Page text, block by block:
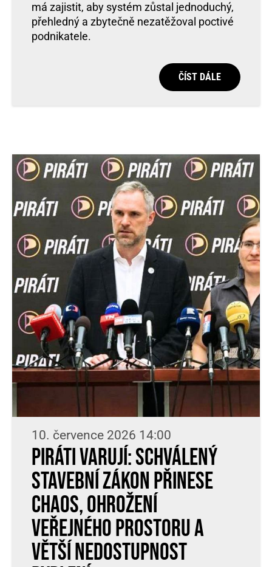
má zajistit, aby systém zůstal jednoduchý,
přehledný a zbytečně nezatěžoval poctivé
podnikatele.
ČÍST DÁLE
10. července 2026 14:00
Piráti varují: Schválený
stavební zákon přinese
chaos, ohrožení
veřejného prostoru a
větší nedostupnost